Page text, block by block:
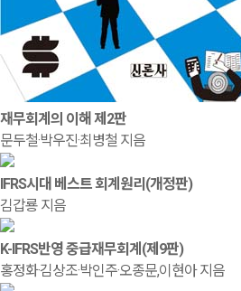
재무회계의 이해 제2판
문두철·박우진·최병철 지음
IFRS시대 베스트 회계원리(개정판)
김갑룡 지음
K-IFRS반영 중급재무회계(제9판)
홍정화·김상조·박인주·오종문,이현아 지음